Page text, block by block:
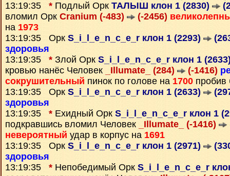
13:19:35 * Подлый Орк ТАЛЫШ клон 1 (2830)
вломил Орк Cranium (-483) (-2456)
на 1973
13:19:35 Орк S_i_l_e_n_c_e_r клон 1 (2293)
здоровья
13:19:35 * Злой Орк S_i_l_e_n_c_e_r клон 1
кровью нанёс Человек
_Illumate_ (284) (-1416)
сокрушительный пинок по голове на 1700 пробив
13:19:35 Орк S_i_l_e_n_c_e_r клон 1 (2633)
здоровья
13:19:35 * Ехидный Орк S_i_l_e_n_c_e_r клон 1
подкравшись вломил Человек
_Illumate_ (-1416)
невероятный удар в корпус на 1691
13:19:35 Орк S_i_l_e_n_c_e_r клон 1 (2971)
здоровья
13:19:35 * Непобедимый Орк S_i_l_e_n_c_e_r